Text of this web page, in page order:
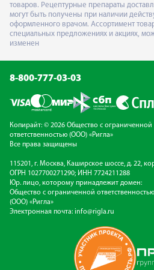
товаров. Рецептурные препараты
могут быть получены при наличии
оформленного врачом. Ассортимент
специальных предложениях и акциях,
изменен
8-800-777-03-03
Копирайт: © 2026 Общество с ограниченной
ответственностью (ООО) «Ригла»
Все права защищены
115201, г. Москва, Каширское шоссе, д. 22,
ОГРН 1027700271290; ИНН 7724211288
Юр. лицо, которому принадлежит домен:
Общество с ограниченной ответственностью
(ООО) «Ригла»
Электронная почта: info@rigla.ru